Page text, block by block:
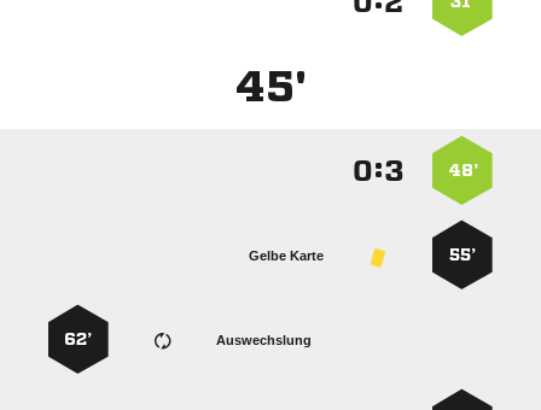
45'
48’
:
55’
Gelbe Karte
Auswechslung
62’